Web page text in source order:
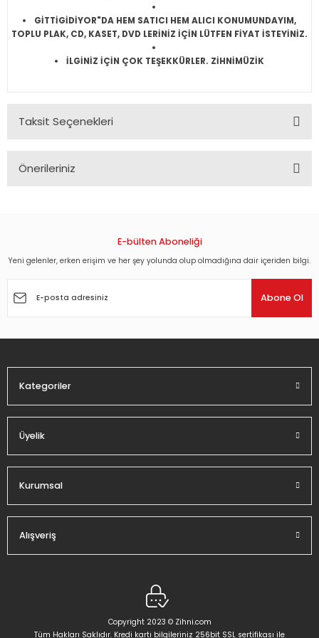
GİTTİGİDİYOR"DA HEM SATICI HEM ALICI KONUMUNDAYIM,
TOPLU PLAK, CD, KASET, DVD LERİNİZ İÇİN LÜTFEN FİYAT İSTEYİNİZ.
İLGİNİZ İÇİN ÇOK TEŞEKKÜRLER. ZİHNİMÜZİK
Taksit Seçenekleri
Önerileriniz
Görüş ve önerileriniz için teşekkür ederiz.
Ürün açıklamasında eksik bilgiler bulunuyor.
E-bülten Aboneliği
Yeni gelenler, erken erişim ve her şey yolunda olup olmadığına dair içeriden bilgi.
Abone Ol
Kategoriler
Üyelik
Kurumsal
Alışveriş
Copyright 2023 © Zihni.com
Tüm Hakları Saklıdır. Kredi kartı bilgileriniz 256bit SSL sertifikası ile